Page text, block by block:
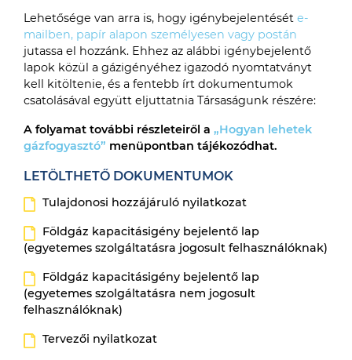
Lehetősége van arra is, hogy igénybejelentését e-
mailben, papír alapon személyesen vagy postán
jutassa el hozzánk. Ehhez az alábbi igénybejelentő
lapok közül a gázigényéhez igazodó nyomtatványt
kell kitöltenie, és a fentebb írt dokumentumok
csatolásával együtt eljuttatnia Társaságunk részére:
A folyamat további részleteiről a „Hogyan lehetek
gázfogyasztó” menüpontban tájékozódhat.
LETÖLTHETŐ DOKUMENTUMOK
Tulajdonosi hozzájáruló nyilatkozat
Földgáz kapacitásigény bejelentő lap
(egyetemes szolgáltatásra jogosult felhasználóknak)
Földgáz kapacitásigény bejelentő lap
(egyetemes szolgáltatásra nem jogosult
felhasználóknak)
Tervezői nyilatkozat